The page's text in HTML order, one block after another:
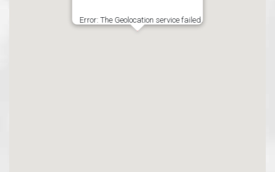
Error: The Geolocation service failed.